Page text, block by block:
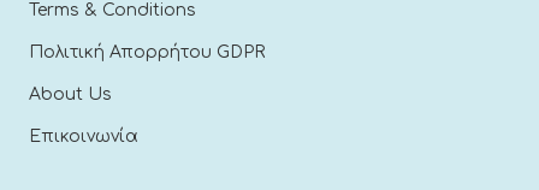
Terms & Conditions
Πολιτική Απορρήτου GDPR
About Us
Επικοινωνία